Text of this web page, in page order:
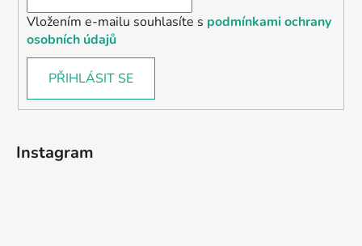
Vložením e-mailu souhlasíte s podmínkami ochrany
osobních údajů
PŘIHLÁSIT SE
Instagram